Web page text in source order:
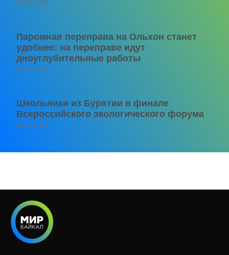
06.08.2026
Паромная переправа на Ольхон станет
удобнее: на переправе идут
дноуглубительные работы
06.08.2026
Школьники из Бурятии в финале
Всероссийского экологического форума
06.08.2026